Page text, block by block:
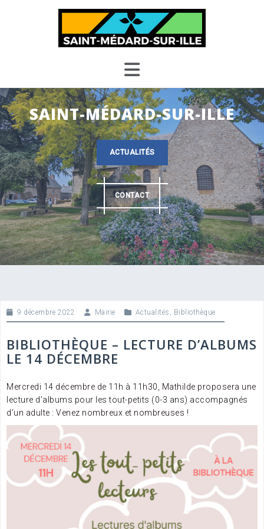
SAINT-MÉDARD-SUR-ILLE
ACTUALITÉS
CONTACT
9 décembre 2022 Mairie Actualités , Bibliothèque
BIBLIOTHÈQUE – LECTURE D’ALBUMS
LE 14 DÉCEMBRE
Mercredi 14 décembre de 11h à 11h30, Mathilde proposera une
lecture d’albums pour les tout-petits (0-3 ans) accompagnés
d’un adulte : Venez nombreux et nombreuses !